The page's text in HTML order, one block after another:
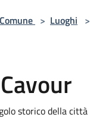
> Luoghi >
storico della città